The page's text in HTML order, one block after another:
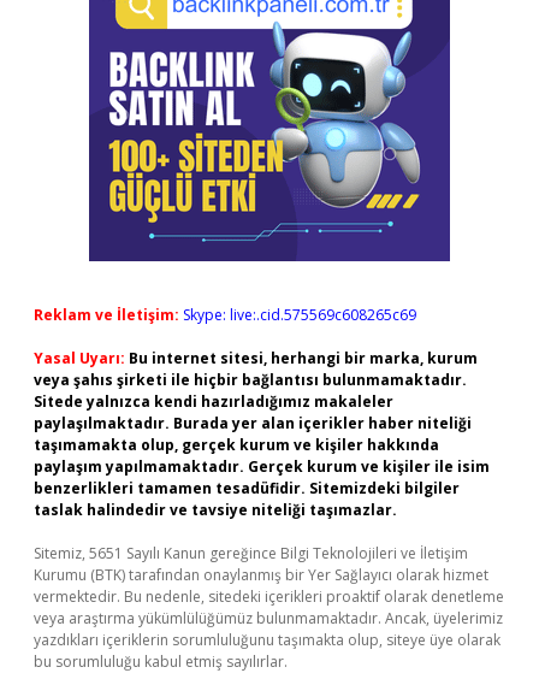
Reklam ve İletişim: Skype: live:.cid.575569c608265c69
Yasal Uyarı: Bu internet sitesi, herhangi bir marka, kurum
veya şahıs şirketi ile hiçbir bağlantısı bulunmamaktadır.
Sitede yalnızca kendi hazırladığımız makaleler
paylaşılmaktadır. Burada yer alan içerikler haber niteliği
taşımamakta olup, gerçek kurum ve kişiler hakkında
paylaşım yapılmamaktadır. Gerçek kurum ve kişiler ile isim
benzerlikleri tamamen tesadüfidir. Sitemizdeki bilgiler
taslak halindedir ve tavsiye niteliği taşımazlar.
Sitemiz, 5651 Sayılı Kanun gereğince Bilgi Teknolojileri ve İletişim
Kurumu (BTK) tarafından onaylanmış bir Yer Sağlayıcı olarak hizmet
vermektedir. Bu nedenle, sitedeki içerikleri proaktif olarak denetleme
veya araştırma yükümlülüğümüz bulunmamaktadır. Ancak, üyelerimiz
yazdıkları içeriklerin sorumluluğunu taşımakta olup, siteye üye olarak
bu sorumluluğu kabul etmiş sayılırlar.